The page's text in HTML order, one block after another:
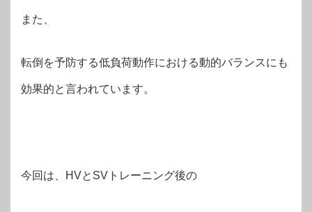
また、
転倒を予防する低負荷動作における動的バランスにも
効果的と言われています。
今回は、HVとSVトレーニング後の